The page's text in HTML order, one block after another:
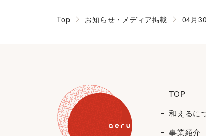
Top お知らせ・メディア掲載 04月
TOP
和えるに
事業紹介